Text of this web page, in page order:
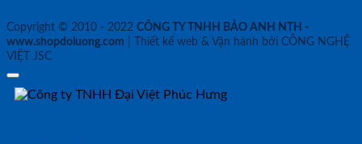
Copyright © 2010 - 2022 CÔNG TY TNHH BẢO ANH NTH -
www.shopdoluong.com | Thiết kế web & Vận hành bởi CÔNG NGHỆ
VIỆT JSC